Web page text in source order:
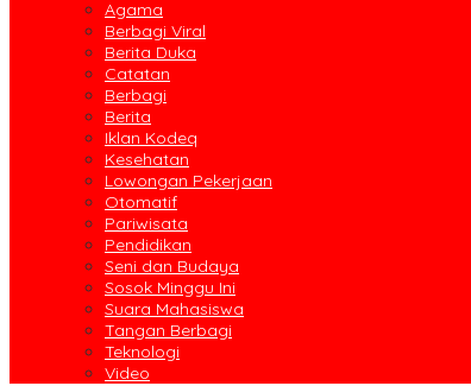
Agama
Berbagi Viral
Berita Duka
Catatan
Berbagi
Berita
Iklan Kodeq
Kesehatan
Lowongan Pekerjaan
Otomatif
Pariwisata
Pendidikan
Seni dan Budaya
Sosok Minggu Ini
Suara Mahasiswa
Tangan Berbagi
Teknologi
Video